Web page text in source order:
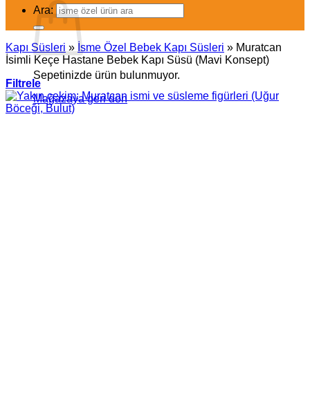
Sepetinizde ürün bulunmuyor.
Mağazaya geri dön
Ara:
Kapı Süsleri » İsme Özel Bebek Kapı Süsleri » Muratcan
İsimli Keçe Hastane Bebek Kapı Süsü (Mavi Konsept)
Filtrele